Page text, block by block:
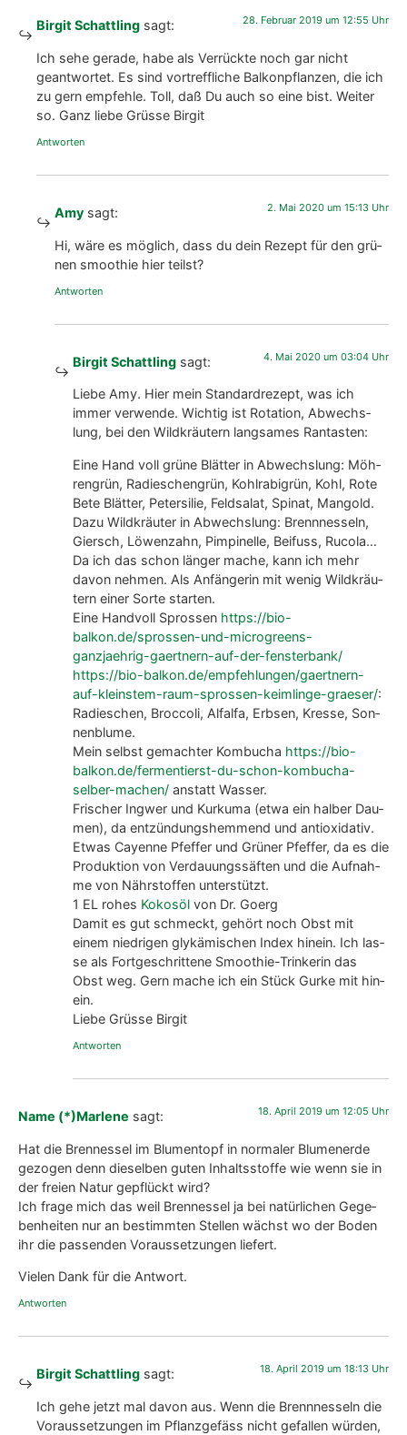
Birgit Schattling sagt: 28. Februar 2019 um 12:55 Uhr
Ich sehe gera­de, habe als Ver­rück­te noch gar nicht
geant­wor­tet. Es sind vor­treff­li­che Bal­kon­pflan­zen, die ich
zu gern emp­feh­le. Toll, daß Du auch so eine bist. Wei­ter
so. Ganz lie­be Grüs­se Bir­git
Antworten
Amy sagt: 2. Mai 2020 um 15:13 Uhr
Hi, wäre es mög­lich, dass du dein Rezept für den grü­
nen smoothie hier teilst?
Antworten
Birgit Schattling sagt: 4. Mai 2020 um 03:04 Uhr
Lie­be Amy. Hier mein Stan­dard­re­zept, was ich
immer ver­wen­de. Wich­tig ist Rota­ti­on, Abwechs­
lung, bei den Wild­kräu­tern lang­sa­mes Ran­tas­ten:
Eine Hand voll grü­ne Blät­ter in Abwechs­lung: Möh­
ren­grün, Radies­chen­grün, Kohl­ra­bi­grün, Kohl, Rote
Bete Blät­ter, Peter­si­lie, Feld­sa­lat, Spi­nat, Man­gold.
Dazu Wild­kräu­ter in Abwechs­lung: Brenn­nes­seln,
Giersch, Löwen­zahn, Pim­pi­nel­le, Bei­fuss, Ruco­la…
Da ich das schon län­ger mache, kann ich mehr
davon neh­men. Als Anfän­ge­rin mit wenig Wild­kräu­
tern einer Sor­te star­ten.
Eine Hand­voll Spros­sen https://bio-
balkon.de/sprossen-und-microgreens-
ganzjaehrig-gaertnern-auf-der-fensterbank/
https://bio-balkon.de/empfehlungen/gaertnern-
auf-kleinstem-raum-sprossen-keimlinge-graeser/:
Radies­chen, Broc­co­li, Alfal­fa, Erb­sen, Kres­se, Son­
nen­blu­me.
Mein selbst gemach­ter Kom­bu­cha https://bio-
balkon.de/fermentierst-du-schon-kombucha-
selber-machen/ anstatt Was­ser.
Fri­scher Ing­wer und Kur­ku­ma (etwa ein hal­ber Dau­
men), da ent­zün­dungs­hem­mend und anti­oxi­da­tiv.
Etwas Cayenne Pfef­fer und Grü­ner Pfef­fer, da es die
Pro­duk­ti­on von Ver­dau­ungs­säf­ten und die Auf­nah­
me von Nähr­stof­fen unter­stützt.
1 EL rohes Kokos­öl von Dr. Goerg
Damit es gut schmeckt, gehört noch Obst mit
einem nied­ri­gen glyk­ämischen Index hin­ein. Ich las­
se als Fort­ge­schrit­te­ne Smoothie-Trin­ke­rin das
Obst weg. Gern mache ich ein Stück Gur­ke mit hin­
ein.
Lie­be Grüs­se Bir­git
Antworten
Name (*)Marlene sagt: 18. April 2019 um 12:05 Uhr
Hat die Bren­nes­sel im Blu­men­topf in nor­ma­ler Blu­men­er­de
gezo­gen denn die­sel­ben guten Inhalts­stof­fe wie wenn sie in
der frei­en Natur gepflückt wird?
Ich fra­ge mich das weil Bren­nes­sel ja bei natür­li­chen Gege­
ben­hei­ten nur an bestimm­ten Stel­len wächst wo der Boden
ihr die pas­sen­den Vor­aus­set­zun­gen lie­fert.
Vie­len Dank für die Ant­wort.
Antworten
Birgit Schattling sagt: 18. April 2019 um 18:13 Uhr
Ich gehe jetzt mal davon aus. Wenn die Brenn­nes­seln die
Vor­aus­set­zun­gen im Pflanz­ge­fäss nicht gefal­len wür­den,